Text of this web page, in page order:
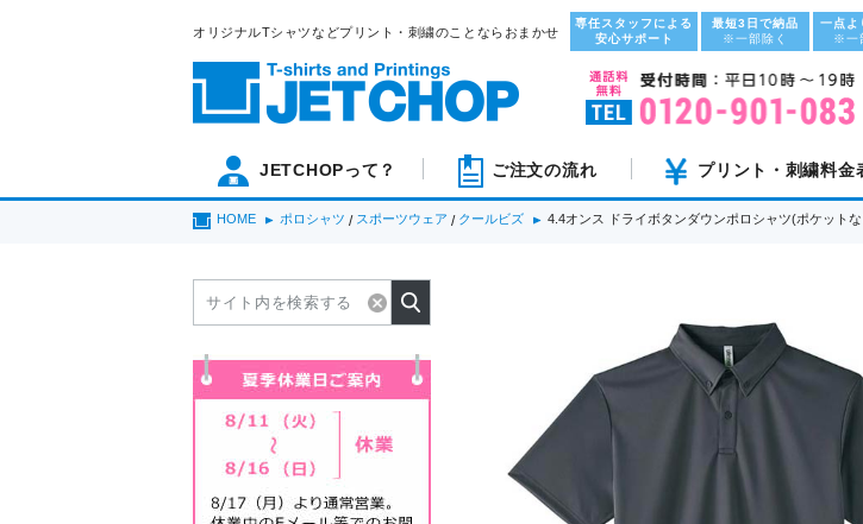
オリジナルTシャツなどプリント・刺繍のことならおまかせ
専任スタッフによる
安心サポート
最短3日で納品
※一部除く
一点よ
※一
JETCHOPって？ ご注文の流れ プリント・刺繍料金
HOME ポロシャツ / スポーツウェア / クールビズ 4.4オンス ドライボタンダウンポロシャツ(ポケットな